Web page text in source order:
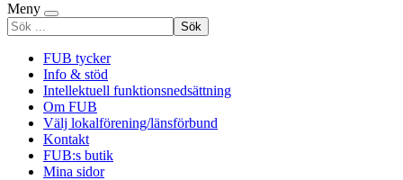
Meny
Sök
efter
FUB tycker
Info & stöd
Intellektuell funktionsnedsättning
Om FUB
Välj lokalförening/länsförbund
Kontakt
FUB:s butik
Mina sidor